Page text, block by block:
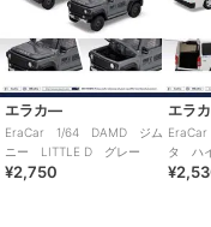
エラカ―
EraCar 1/64 DAMD ジム
ニー LITTLE D グレー
¥2,750
エラ
タ ハ
リーホ